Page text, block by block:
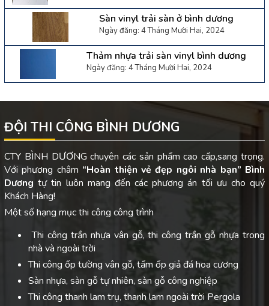
Sàn vinyl trải sàn ở bình dương
Ngày đăng: 4 Tháng Mười Hai, 2024
Thảm nhựa trải sàn vinyl bình dương
Ngày đăng: 4 Tháng Mười Hai, 2024
ĐỘI THI CÔNG BÌNH DƯƠNG
CTY BÌNH DƯƠNG chuyên các sản phẩm cao cấp,sang trọng.
Với phương châm “Hoàn thiện vẻ đẹp ngôi nhà bạn” Bình
Dươngtự tin luôn mang đến các phương án tối ưu cho quý
Khách Hàng!
Một số hạng mục thi công công trình
Thi công trần nhựa vân gỗ, thi công trần gỗ nhựa trong
nhà và ngoài trời
Thi công ốp tường vân gỗ, tấm ốp giả đá hoa cương
Sàn nhựa, sàn gỗ tự nhiên, sàn gỗ công nghiệp
Thi công thanh lam trụ, thanh lam ngoài trời Pergola